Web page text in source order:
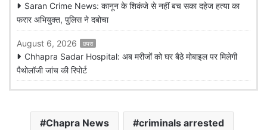
Saran Crime News: कानून के शिकंजे से नहीं बच सका दहेज हत्या का
फरार अभियुक्त, पुलिस ने दबोचा
August 6, 2026 छपरा
Chhapra Sadar Hospital: अब मरीजों को घर बैठे मोबाइल पर मिलेगी
पैथोलॉजी जांच की रिपोर्ट
Chapra News criminals arrested